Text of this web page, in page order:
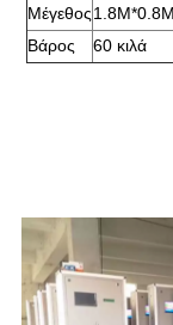
Μέγεθος
Βάρος
60 κιλά